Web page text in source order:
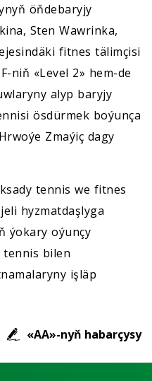
öňdebaryjy
Sten Wawrinka,
fitnes tälimçisi
niň «Level 2» hem-de
alyp baryjy
ösdürmek boýunça
Zmaýiç dagy
tennis we fitnes
hyzmatdaşlyga
ýokary oýunçy
tennis bilen
işläp
«AA»-nyň habarçysy